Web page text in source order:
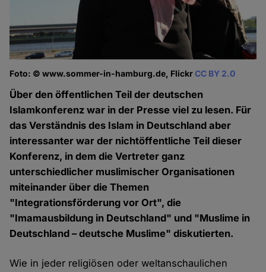
Foto: © www.sommer-in-hamburg.de, FlickrCC BY 2.0
Über den öffentlichen Teil der deutschen
Islamkonferenz war in der Presse viel zu lesen. Für
das Verständnis des Islam in Deutschland aber
interessanter war der nichtöffentliche Teil dieser
Konferenz, in dem die Vertreter ganz
unterschiedlicher muslimischer Organisationen
miteinander über die Themen
"Integrationsförderung vor Ort", die
"Imamausbildung in Deutschland" und "Muslime in
Deutschland – deutsche Muslime" diskutierten.
Wie in jeder religiösen oder weltanschaulichen